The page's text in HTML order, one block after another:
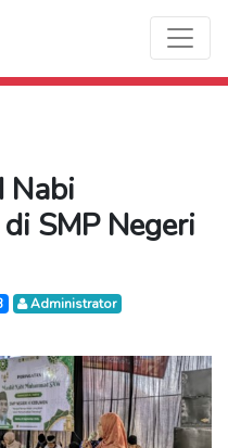
Nabi
SMP Negeri
Administrator